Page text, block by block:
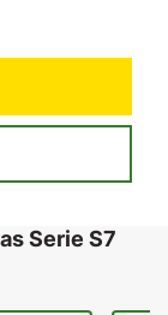
Serie S7